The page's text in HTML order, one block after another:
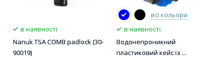
в наявності
Nanuk TSA COMB padlock (30-
90019)
всі кольори
в наявності
Водонепроникний
пластиковий кейс із ...